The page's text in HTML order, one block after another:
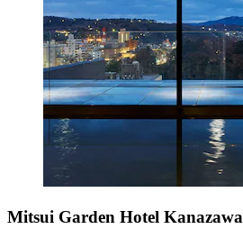
Mitsui Garden Hotel Kanazawa